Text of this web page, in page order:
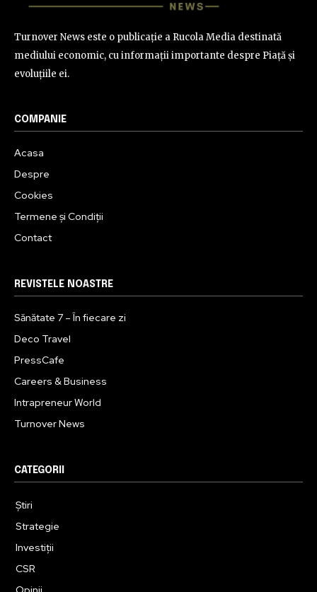
Turnover News este o publicație a Rucola Media destinată
mediului economic, cu informații importante despre Piață și
evoluțiile ei.
COMPANIE
Acasa
Despre
Cookies
Termene și Condiții
Contact
REVISTELE NOASTRE
Sănătate 7 – În fiecare zi
Deco Travel
PressCafe
Careers & Business
Intrapreneur World
Turnover News
CATEGORII
Știri
Strategie
Investiții
CSR